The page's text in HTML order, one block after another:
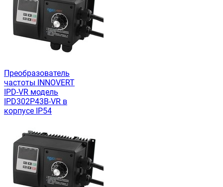
Преобразователь
частоты INNOVERT
IРD-VR модель
IPD302P43B-VR в
корпусе IP54